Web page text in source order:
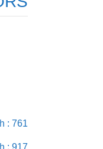
: 761
: 917